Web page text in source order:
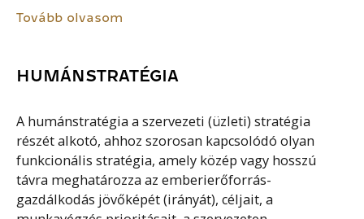
Tovább olvasom
HUMÁNSTRATÉGIA
A humánstratégia a szervezeti (üzleti) stratégia
részét alkotó, ahhoz szorosan kapcsolódó olyan
funkcionális stratégia, amely közép vagy hosszú
távra meghatározza az emberierőforrás-
gazdálkodás jövőképét (irányát), céljait, a